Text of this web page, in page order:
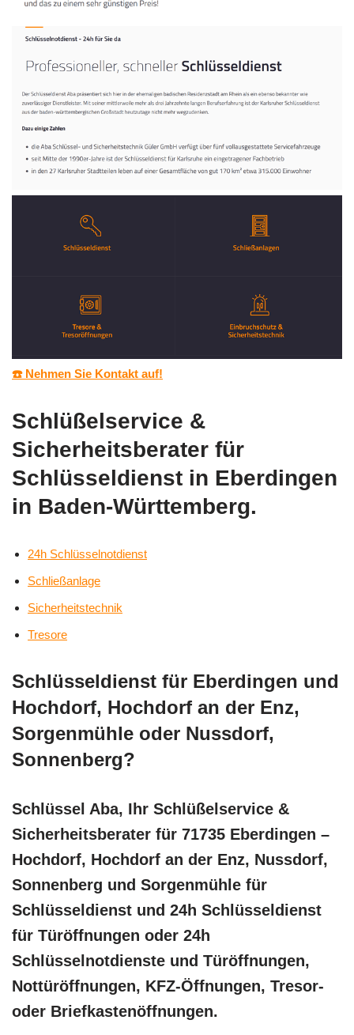
☎️ Nehmen Sie Kontakt auf!
Schlüßelservice &
Sicherheitsberater für
Schlüsseldienst in Eberdingen
in Baden-Württemberg.
24h Schlüsselnotdienst
Schließanlage
Sicherheitstechnik
Tresore
Schlüsseldienst für Eberdingen und
Hochdorf, Hochdorf an der Enz,
Sorgenmühle oder Nussdorf,
Sonnenberg?
Schlüssel Aba, Ihr Schlüßelservice &
Sicherheitsberater für 71735 Eberdingen –
Hochdorf, Hochdorf an der Enz, Nussdorf,
Sonnenberg und Sorgenmühle für
Schlüsseldienst und 24h Schlüsseldienst
für Türöffnungen oder 24h
Schlüsselnotdienste und Türöffnungen,
Nottüröffnungen, KFZ-Öffnungen, Tresor-
oder Briefkastenöffnungen.